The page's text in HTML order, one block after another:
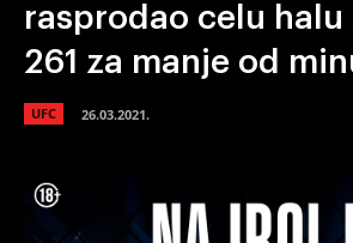
rasprodao celu halu
261 za manje od
UFC 26.03.2021.